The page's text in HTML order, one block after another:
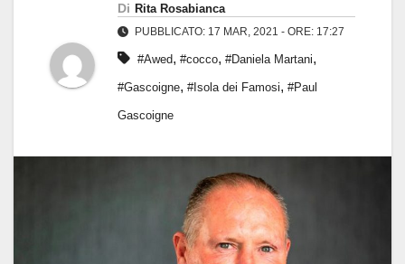
Di Rita Rosabianca
PUBBLICATO: 17 MAR, 2021 - ORE: 17:27
#Awed, #cocco, #Daniela Martani,
#Gascoigne, #Isola dei Famosi, #Paul
Gascoigne